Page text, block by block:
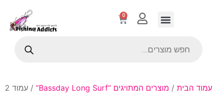
0
עמוד הבית / מוצרים המתויגים “Bassday Long Surf” / עמוד 2